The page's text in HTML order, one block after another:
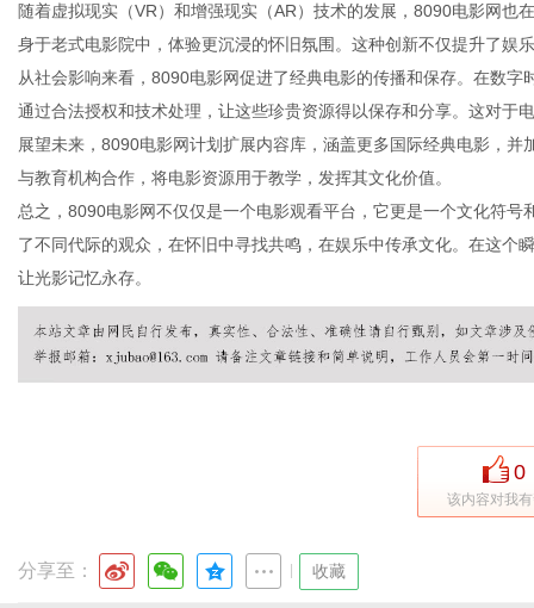
随着虚拟现实（VR）和增强现实（AR）技术的发展，8090电影网也
身于老式电影院中，体验更沉浸的怀旧氛围。这种创新不仅提升了娱
从社会影响来看，8090电影网促进了经典电影的传播和保存。在数
通过合法授权和技术处理，让这些珍贵资源得以保存和分享。这对于
展望未来，8090电影网计划扩展内容库，涵盖更多国际经典电影，
与教育机构合作，将电影资源用于教学，发挥其文化价值。
总之，8090电影网不仅仅是一个电影观看平台，它更是一个文化符
了不同代际的观众，在怀旧中寻找共鸣，在娱乐中传承文化。在这个
让光影记忆永存。
0
该内容对我
分享至： 收藏